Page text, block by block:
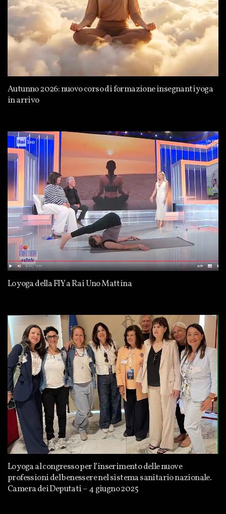
Autunno 2026: nuovo corso di formazione insegnanti yoga
in arrivo
Lo yoga della FIY a Rai Uno Mattina
Lo yoga al congresso per l’inserimento delle nuove
professioni del benessere nel sistema sanitario nazionale.
Camera dei Deputati – 4 giugno 2025